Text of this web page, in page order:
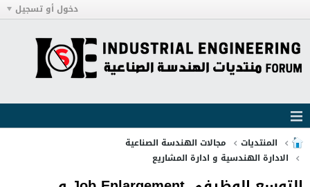
دخول أو تسجيل
المنتديات
مجالات الهندسة الصناعية
الادارة الهندسية و ادارة المشاريع